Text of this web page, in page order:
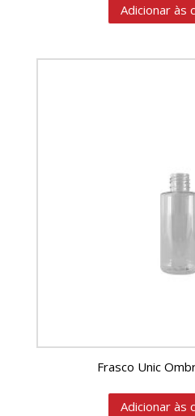
Adicionar às
Frasco Unic
Adicionar às